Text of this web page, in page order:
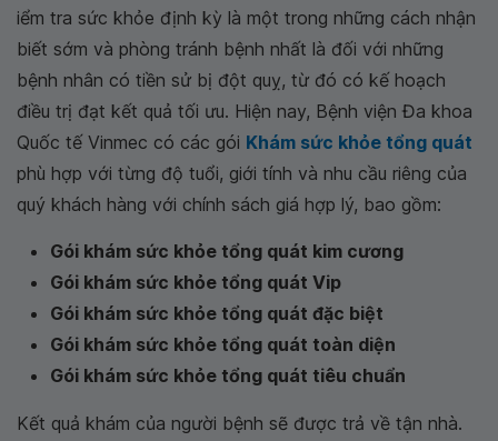
iểm tra sức khỏe định kỳ là một trong những cách nhận
biết sớm và phòng tránh bệnh nhất là đối với những
bệnh nhân có tiền sử bị đột quỵ, từ đó có kế hoạch
điều trị đạt kết quả tối ưu. Hiện nay, Bệnh viện Đa khoa
Quốc tế Vinmec có các gói Khám sức khỏe tổng quát
phù hợp với từng độ tuổi, giới tính và nhu cầu riêng của
quý khách hàng với chính sách giá hợp lý, bao gồm:
Gói khám sức khỏe tổng quát kim cương
Gói khám sức khỏe tổng quát Vip
Gói khám sức khỏe tổng quát đặc biệt
Gói khám sức khỏe tổng quát toàn diện
Gói khám sức khỏe tổng quát tiêu chuẩn
Kết quả khám của người bệnh sẽ được trả về tận nhà.